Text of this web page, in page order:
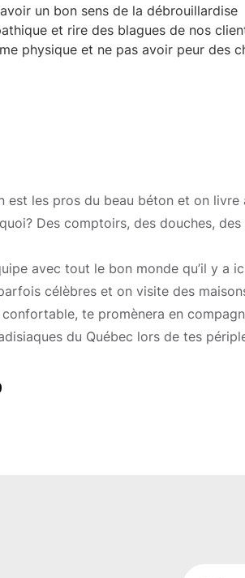
un bon sens de la débrouillardise
et rire des blagues de nos
physique et ne pas avoir peur des
est les pros du beau béton et on livre
Des comptoirs, des douches,
avec tout le bon monde qu’il y a
célèbres et on visite des
te promènera en
du Québec lors de tes